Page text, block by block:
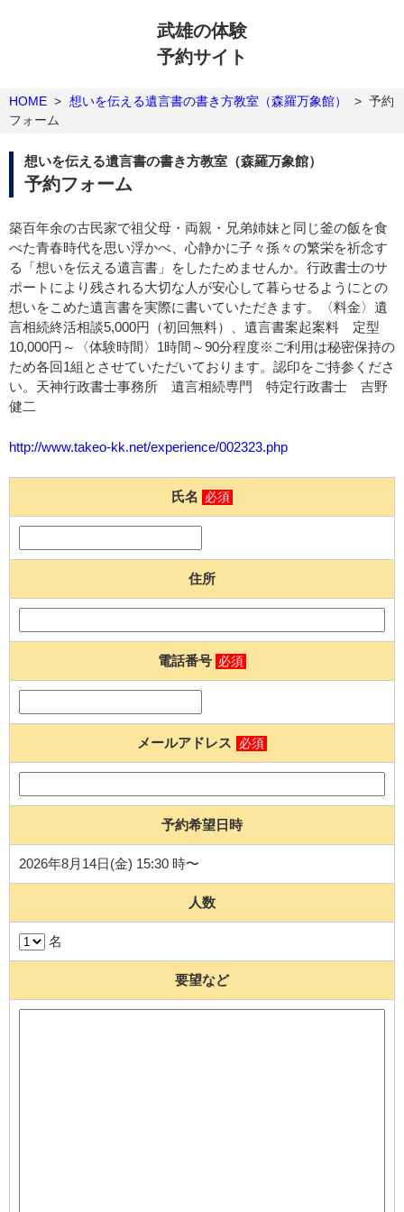
武雄の体験
予約サイト
HOME > 想いを伝える遺言書の書き方教室（森羅万象館） > 予約
フォーム
想いを伝える遺言書の書き方教室（森羅万象館）
予約フォーム
築百年余の古民家で祖父母・両親・兄弟姉妹と同じ釜の飯を食
べた青春時代を思い浮かべ、心静かに子々孫々の繁栄を祈念す
る「想いを伝える遺言書」をしたためませんか。行政書士のサ
ポートにより残される大切な人が安心して暮らせるようにとの
想いをこめた遺言書を実際に書いていただきます。〈料金〉遺
言相続終活相談5,000円（初回無料）、遺言書案起案料 定型
10,000円～〈体験時間〉1時間～90分程度※ご利用は秘密保持の
ため各回1組とさせていただいております。認印をご持参くださ
い。天神行政書士事務所 遺言相続専門 特定行政書士 吉野
健二
http://www.takeo-kk.net/experience/002323.php
氏名 必須
住所
電話番号 必須
メールアドレス 必須
予約希望日時
2026年8月14日(金) 15:30 時〜
人数
名
要望など